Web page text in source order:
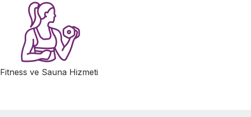
Fitness ve Sauna Hizmeti